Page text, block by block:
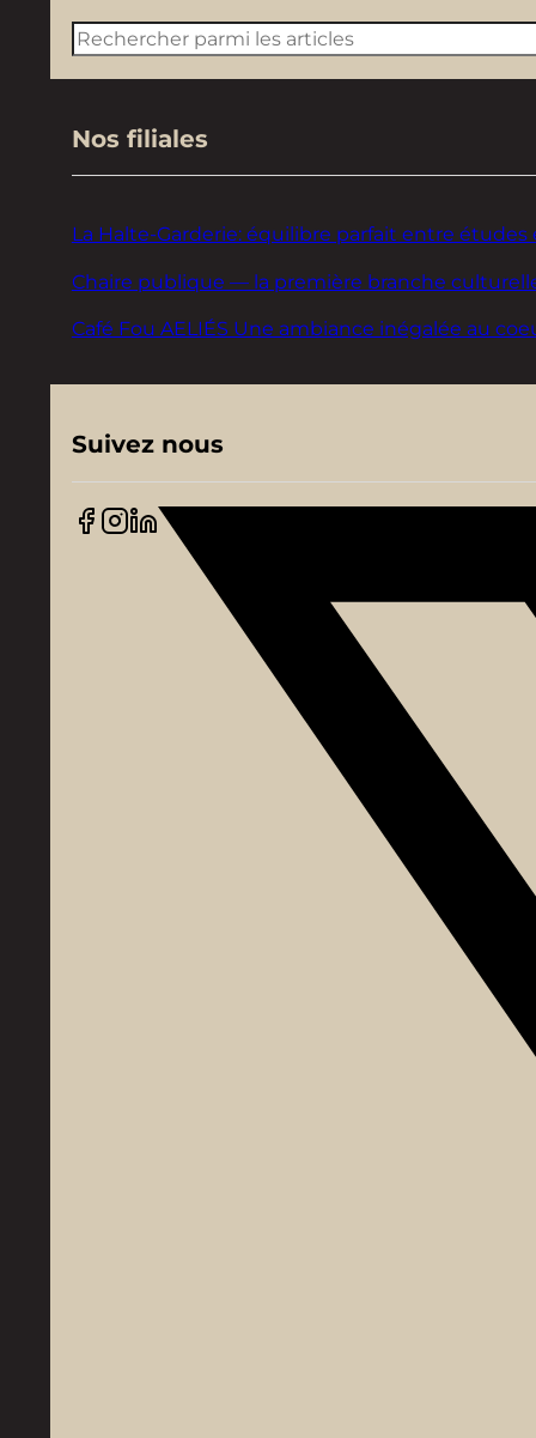
Rechercher
Nos filiales
La Halte-Garderie: équilibre parfait entre
Chaire publique — la première branche culturelle
Café Fou AELIÉS Une ambiance inégalée au
Suivez nous